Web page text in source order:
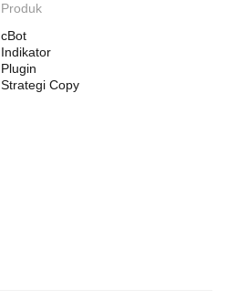
Produk
cBot
Indikator
Plugin
Strategi Copy